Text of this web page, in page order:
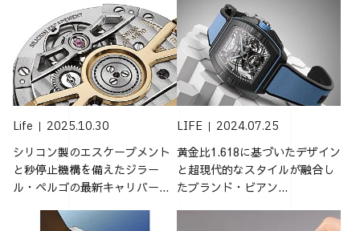
Life 2025.10.30
シリコン製のエスケープメント
と秒停止機構を備えたジラー
ル・ペルゴの最新キャリバー...
LIFE 2024.07.25
黄金比1.618に基づいたデザイン
と超現代的なスタイルが融合し
たブランド・ビアン...